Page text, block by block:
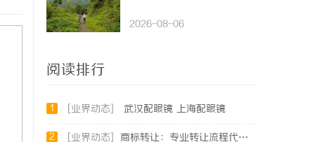
2026-08-06
阅读排行
1 [业界动态] 武汉配眼镜 上海配眼镜
2 [业界动态] 商标转让：专业转让流程代办，包转让成功再付款